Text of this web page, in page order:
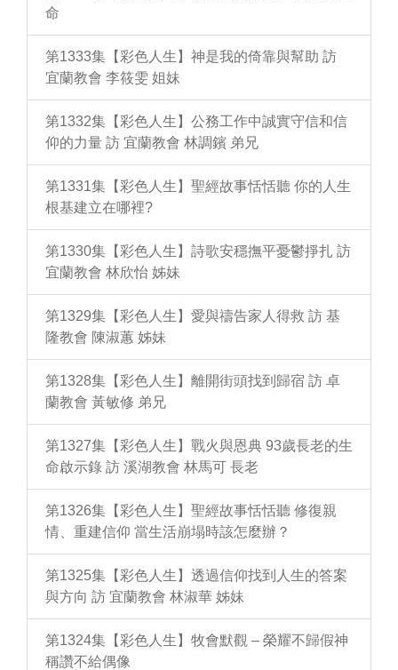
命
第1333集【彩色人生】神是我的倚靠與幫助 訪
宜蘭教會 李筱雯 姐妹
第1332集【彩色人生】公務工作中誠實守信和信
仰的力量 訪 宜蘭教會 林調鑌 弟兄
第1331集【彩色人生】聖經故事恬恬聽 你的人生
根基建立在哪裡?
第1330集【彩色人生】詩歌安穩撫平憂鬱掙扎 訪
宜蘭教會 林欣怡 姊妹
第1329集【彩色人生】愛與禱告家人得救 訪 基
隆教會 陳淑蕙 姊妹
第1328集【彩色人生】離開街頭找到歸宿 訪 卓
蘭教會 黃敏修 弟兄
第1327集【彩色人生】戰火與恩典 93歲長老的生
命啟示錄 訪 溪湖教會 林馬可 長老
第1326集【彩色人生】聖經故事恬恬聽 修復親
情、重建信仰 當生活崩塌時該怎麼辦？
第1325集【彩色人生】透過信仰找到人生的答案
與方向 訪 宜蘭教會 林淑華 姊妹
第1324集【彩色人生】牧會默觀 – 榮耀不歸假神
稱讚不給偶像